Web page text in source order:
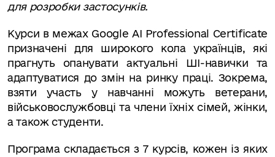
для розробки застосунків.
Курси в межах Google AI Professional Certificate
призначені для широкого кола українців, які
прагнуть опанувати актуальні ШІ-навички та
адаптуватися до змін на ринку праці. Зокрема,
взяти участь у навчанні можуть ветерани,
військовослужбовці та члени їхніх сімей, жінки,
а також студенти.
Програма складається з 7 курсів, кожен із яких